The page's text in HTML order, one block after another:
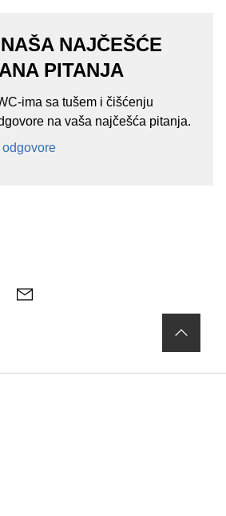
NAJČEŠĆE
PITANJA
ima sa tušem i čišćenju
na vaša najčešća pitanja.​
odgovore